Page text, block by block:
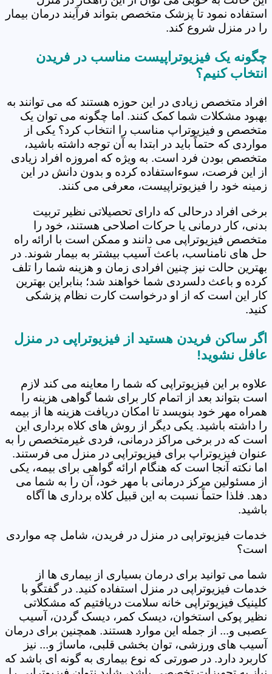
استفاده نمود تا پزشک متخصص بتواند فرآیند درمان بیمار
را در منزل شروع کند.
چگونه یک فیزیوتراپیست مناسب در فریدن
انتخاب کنیم؟
افراد متخصص زیادی در این حوزه هستند که می توانند به
بهبود مشکلات شما کمک کنند. اما چگونه می توان یک
متخصص و فیزیوتراپ مناسب را انتخاب کرد؟ یکی از
مواردی که حتماً باید در ابتدا به آن توجه داشته باشید،
متخصص بودن فرد است. به ویژه که امروزه افراد زیادی
از این فرصت، سوءاستفاده کرده و بدون دانش در این
زمینه خود را فیزیوتراپیست، معرفی می کنند.
برخی افراد درحالی که دارای تحصیلاتی نظیر تربیت
بدنی، کار درمانی یا حرکات اصلاحی هستند، خود را
متخصص فیزیوتراپی می دانند و ممکن است با ارائه راه
حل های نامناسب، باعث آسیب بیشتر به بیمار شوند. در
بهترین حالت نیز چنین افرادی زمان و هزینه شما را تلف
کرده و باعث دلسردی شما خواهند شد؛ بنابراین بهترین
کار این است که از او درخواست کارت نظام پزشکی
کنید.
اگر ساکن فریدن هستید از فیزیوتراپی در منزل
عافل نشوید!
علاوه بر این فیزیوتراپی که شما را معاینه می کند لازم
است بتواند بعد از اتمام کار برای شما گواهی هزینه را
همراه مهر خود بنویسد تا امکان دریافت هزینه ها از بیمه
را داشته باشید. یکی دیگر از روش های کلاه برداری این
است که در برخی مراکز درمانی، فردی غیرمتخصص را به
عنوان فیزیوتراپ برای فیزیوتراپی در منزل می فرستند.
اما نکته آنجا است که هنگام ارائه گواهی برای بیمه، یکی
از مسئولین مرکز درمانی با مهر خود، آن را به شما می
دهد. فلذا حتماً نسبت به این قبیل کلاه برداری ها آگاه
باشید.
خدمات فیزیوتراپی در منزل در فریدن، شامل چه مواردی
است؟
شما می توانید برای درمان بسیاری از بیماری ها از
خدمات فیزیوتراپی در منزل استفاده کنید. در گفتگو با
کلینیک فیزیوتراپی خانه سلامت دریافتیم که مشکلاتی
نظیر پوکی استخوان، دیسک کمر، دیسک گردن، آسیب
عصبی و... از جمله این موارد هستند. همچنین برای درمان
آسیب های ورزشی، توان بخشی قلبی، ماساژ و... نیز
کاربرد دارد. در صورتی که نوع بیماری به گونه ای باشد که